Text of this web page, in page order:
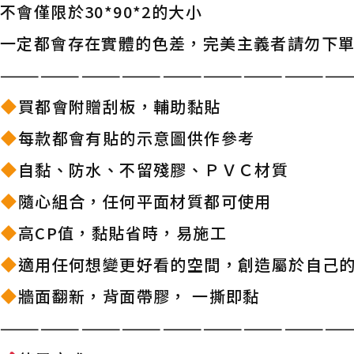
不會僅限於30*90*2的大小
一定都會存在實體的色差，完美主義者請勿下單
買都會附贈刮板，輔助黏貼
每款都會有貼的示意圖供作參考
自黏、防水、不留殘膠、ＰＶＣ材質
隨心組合，任何平面材質都可使用
高CP值，黏貼省時，易施工
適用任何想變更好看的空間，創造屬於自己
牆面翻新，背面帶膠， 一撕即黏